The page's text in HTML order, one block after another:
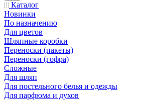
Каталог
Новинки
По назначению
Для цветов
Шляпные коробки
Переноски (пакеты)
Переноски (гофра)
Сложные
Для шляп
Для постельного белья и одежды
Для парфюма и духов